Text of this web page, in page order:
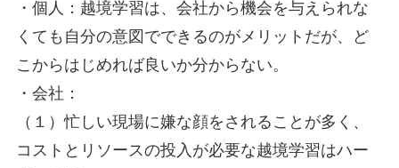
・個人：越境学習は、会社から機会を与えられな
くても自分の意図でできるのがメリットだが、ど
こからはじめれば良いか分からない。
・会社：
（１）忙しい現場に嫌な顔をされることが多く、
コストとリソースの投入が必要な越境学習はハー